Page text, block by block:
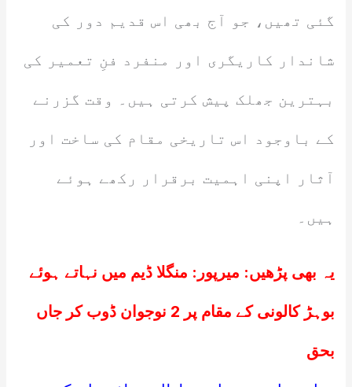
گئی تھیں، جو آج بھی اس قدیم دور کی
شاندار کاریگری اور منفرد فنِ تعمیر کی
بہترین جھلک پیش کرتی ہیں۔ وقت گزرنے
کے باوجود اس تاریخی مقام کی ساخت اور
آثار اپنی اہمیت برقرار رکھے ہوئے
ہیں۔
یہ بھی پڑھیں: میرپور: منگلا ڈیم میں نہاتے ہوئے
بوہڑ کالونی کے مقام پر 2 نوجوان ڈوب کر جاں
بحق